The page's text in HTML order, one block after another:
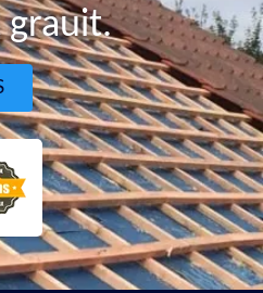
grauit.